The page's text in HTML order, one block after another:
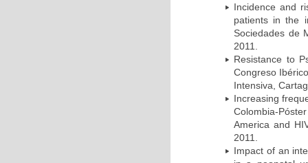
Incidence and
patients in the
Sociedades de
2011.
Resistance to
Congreso
Intensiva,
Increasing
Colombia-
America and
2011.
Impact of an